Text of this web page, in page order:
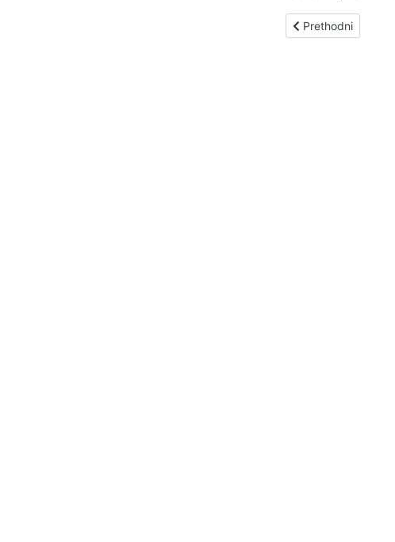
Prethodni
Prethodni